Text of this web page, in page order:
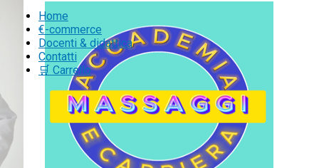
Home
€-commerce
Docenti & didattica
Contatti
🛒 Carrello